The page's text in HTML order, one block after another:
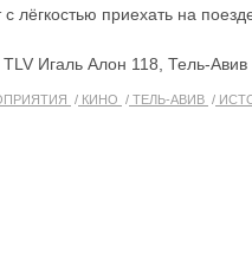
с лёгкостью приехать на
Игаль Алон 118, Тель-Авив
КИНО ТЕЛЬ-АВИВ